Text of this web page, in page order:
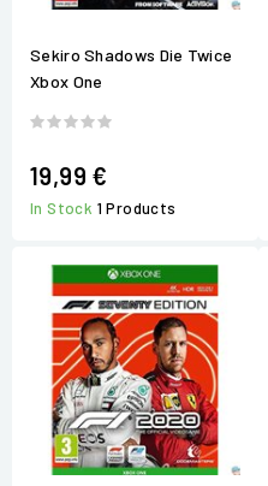
Sekiro Shadows Die Twice
Xbox One
19,99 €
In Stock 1 Products